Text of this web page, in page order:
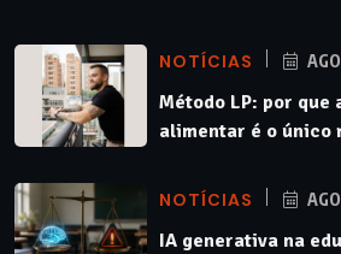
NOTÍCIAS
Método LP: por que
alimentar é o único
NOTÍCIAS
IA generativa na